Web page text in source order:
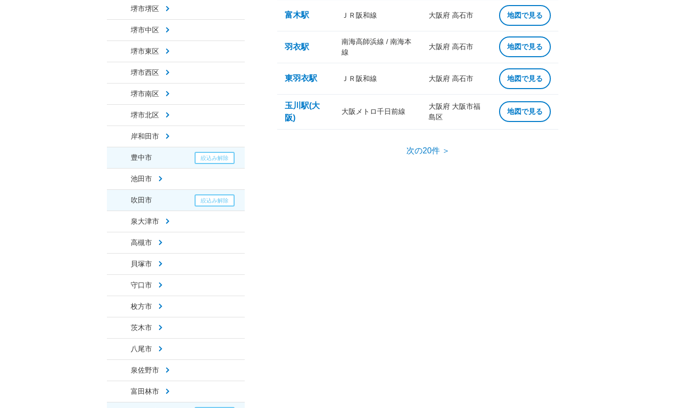
堺市堺区
堺市中区
堺市東区
堺市西区
堺市南区
堺市北区
岸和田市
豊中市
池田市
吹田市
泉大津市
高槻市
貝塚市
守口市
枚方市
茨木市
八尾市
泉佐野市
富田林市
富木駅 ＪＲ阪和線 大阪府 高石市 地図で見る
羽衣駅
南海高師浜線 / 南海本
線
大阪府 高石市 地図で見る
東羽衣駅 ＪＲ阪和線 大阪府 高石市 地図で見る
玉川駅(大
阪)
大阪メトロ千日前線
大阪府 大阪市福
島区
地図で見る
次の20件 ＞